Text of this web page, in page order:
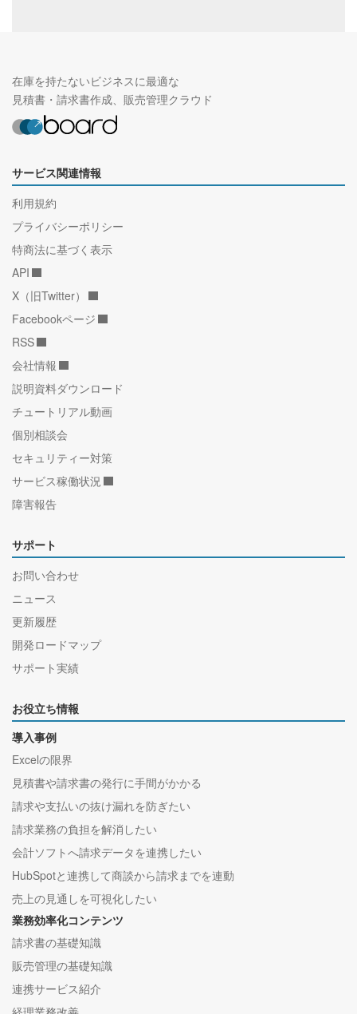
在庫を持たないビジネスに最適な
見積書・請求書作成、販売管理クラウド
サービス関連情報
利用規約
プライバシーポリシー
特商法に基づく表示
API
X（旧Twitter）
Facebookページ
RSS
会社情報
説明資料ダウンロード
チュートリアル動画
個別相談会
セキュリティー対策
サービス稼働状況
障害報告
サポート
お問い合わせ
ニュース
更新履歴
開発ロードマップ
サポート実績
お役立ち情報
導入事例
Excelの限界
見積書や請求書の発行に手間がかかる
請求や支払いの抜け漏れを防ぎたい
請求業務の負担を解消したい
会計ソフトへ請求データを連携したい
HubSpotと連携して商談から請求までを連動
売上の見通しを可視化したい
業務効率化コンテンツ
請求書の基礎知識
販売管理の基礎知識
連携サービス紹介